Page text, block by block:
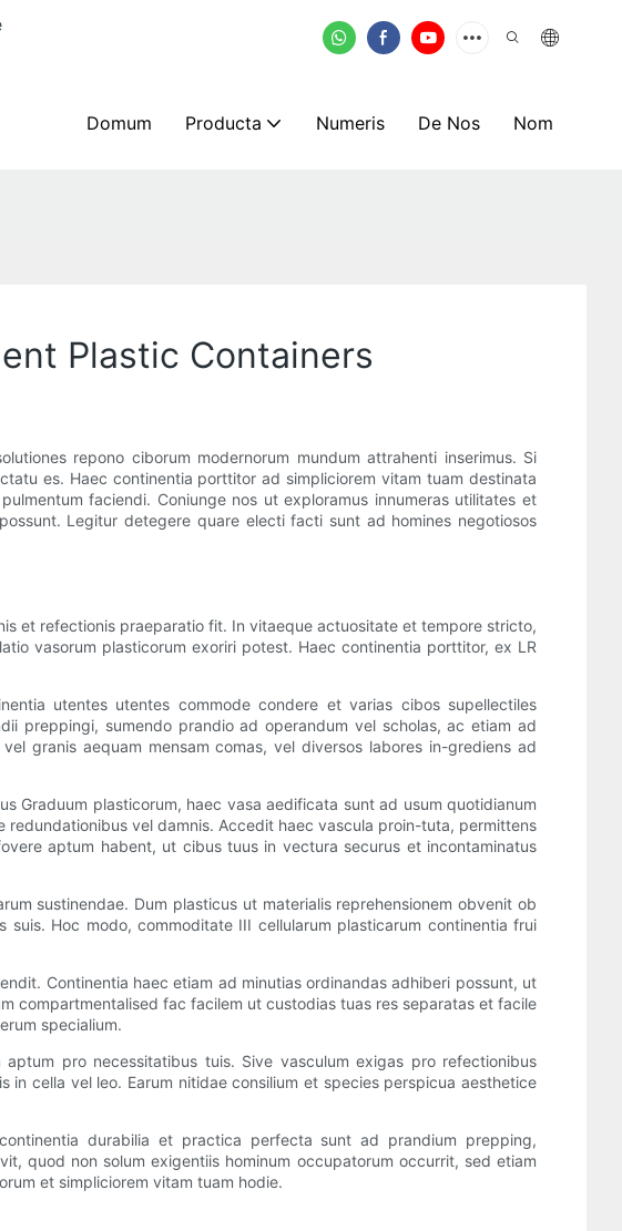
Domum Producta Numeris De Nos Nom
Plastic Containers
repono ciborum modernorum mundum attrahenti inserimus. Si
es. Haec continentia porttitor ad simpliciorem vitam tuam destinata
faciendi. Coniunge nos ut exploramus innumeras utilitates et
Legitur detegere quare electi facti sunt ad homines negotiosos
et refectionis praeparatio fit. In vitaeque actuositate et tempore stricto,
vasorum plasticorum exoriri potest. Haec continentia porttitor, ex LR
utentes utentes commode condere et varias cibos supellectiles
preppingi, sumendo prandio ad operandum vel scholas, ac etiam ad
granis aequam mensam comas, vel diversos labores in-grediens ad
Graduum plasticorum, haec vasa aedificata sunt ad usum quotidianum
vel damnis. Accedit haec vascula proin-tuta, permittens
aptum habent, ut cibus tuus in vectura securus et incontaminatus
sustinendae. Dum plasticus ut materialis reprehensionem obvenit ob
Hoc modo, commoditate III cellularum plasticarum continentia frui
Continentia haec etiam ad minutias ordinandas adhiberi possunt, ut
compartmentalised fac facilem ut custodias tuas res separatas et facile
specialium.
pro necessitatibus tuis. Sive vasculum exigas pro refectionibus
cella vel leo. Earum nitidae consilium et species perspicua aesthetice
durabilia et practica perfecta sunt ad prandium prepping,
quod non solum exigentiis hominum occupatorum occurrit, sed etiam
et simpliciorem vitam tuam hodie.